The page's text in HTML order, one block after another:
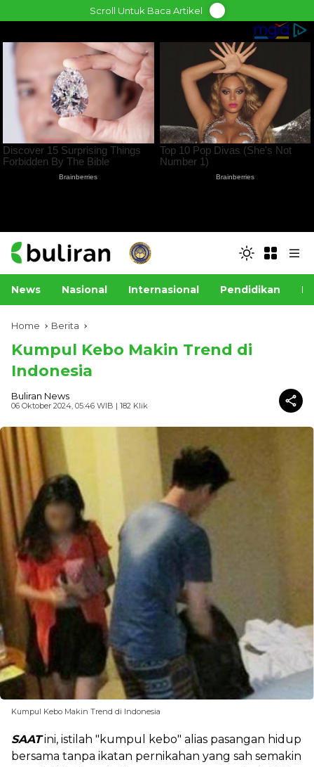
to
Scroll Untuk Baca Artikel
News Nasional Internasional Pendidikan
Home Berita
Kumpul Kebo Makin Trend di
Indonesia
Buliran News
06 Oktober 2024, 05:46 WIB | 182 Klik
Kumpul Kebo Makin Trend di Indonesia
SAATini, istilah "kumpul kebo" alias pasangan hidup
bersama tanpa ikatan pernikahan yang sah semakin